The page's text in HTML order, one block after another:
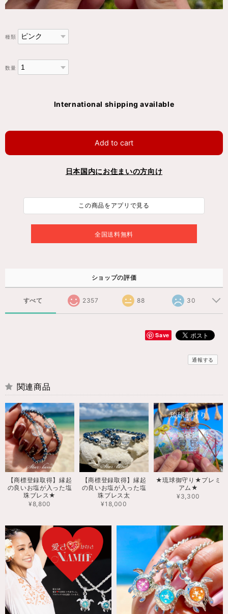
種類
数量
International shipping available
Add to cart
日本国内にお住まいの方向け
この商品をアプリで見る
全国送料無料
ショップの評価
すべて 2357 88 30
Save
通報する
関連商品
【商標登録取得】縁起
の良いお塩が入った塩
珠ブレス★
¥8,800
【商標登録取得】縁起
の良いお塩が入った塩
珠ブレス太
¥18,000
★琉球御守り★プレミ
アム★
¥3,300